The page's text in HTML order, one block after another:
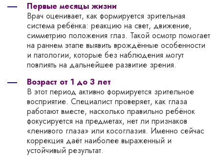
Первые месяцы жизни
Врач оценивает, как формируется зрительная
система ребёнка: реакцию на свет, движение,
симметрию положения глаз. Такой осмотр помогает
на раннем этапе выявить врождённые особенности
и патологии, которые без наблюдения могут
повлиять на дальнейшее развитие зрения.
Возраст от 1 до 3 лет
В этот период активно формируется зрительное
восприятие. Специалист проверяет, как глаза
работают вместе, насколько правильно ребёнок
фокусируется на предметах, нет ли признаков
«ленивого глаза» или косоглазия. Именно сейчас
коррекция даёт наиболее выраженный и
устойчивый результат.